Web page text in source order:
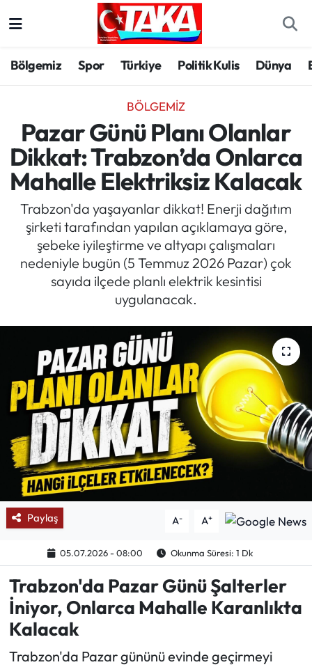
Bölgemiz Spor Türkiye Politik Kulis Dünya
BÖLGEMIZ
Pazar Günü Planı Olanlar
Dikkat: Trabzon’da Onlarca
Mahalle Elektriksiz Kalacak
Trabzon'da yaşayanlar dikkat! Enerji dağıtım
şirketi tarafından yapılan açıklamaya göre,
şebeke iyileştirme ve altyapı çalışmaları
nedeniyle bugün (5 Temmuz 2026 Pazar) çok
sayıda ilçede planlı elektrik kesintisi
uygulanacak.
Paylaş A- A+
05.07.2026 - 08:00 Okunma Süresi: 1 Dk
Trabzon'da Pazar Günü Şalterler
İniyor, Onlarca Mahalle Karanlıkta
Kalacak
Trabzon'da Pazar gününü evinde geçirmeyi
Spor
Kültür/Sanat
Politika
Politik Kulis
Dünya
Röportaj
Manşet
Köşe Yazıları
Karikatür Galeri
BIK
ASTROLOJİ
Spor Yazıları
Mektup Galeri
Ekonomi
Trabzon Hava Durumu
Trabzon Trafik Yoğunluk Haritası
Süper Lig Puan Durumu ve Fikstür
Tüm Manşetler
Son Dakika Haberleri
Haber Arşivi